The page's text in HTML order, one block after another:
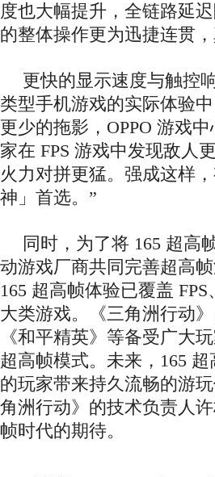
度也大幅提升，全链路延
的整体操作更为迅捷连贯
更快的显示速度与触控
类型手机游戏的实际体验
更少的拖影，OPPO 游戏
家在 FPS 游戏中发现敌人
火力对拼更猛。强成这样
神」首选。”
同时，为了将 165 超高
动游戏厂商共同完善超高
165 超高帧体验已覆盖
大类游戏。《三角洲行动
《和平精英》等备受广大
超高帧模式。未来，165
的玩家带来持久流畅的游
角洲行动》的技术负责人
帧时代的期待。